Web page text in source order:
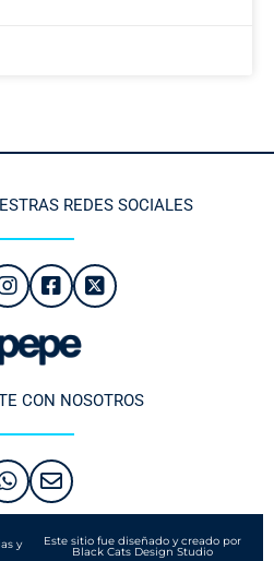
REDES SOCIALES
CON NOSOTROS
y
Este sitio fue diseñado y creado por
Black Cats Design Studio